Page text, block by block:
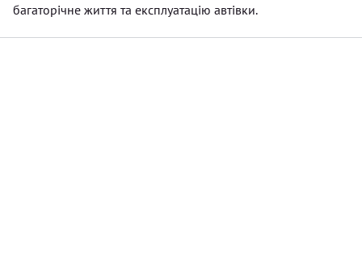
багаторічне життя та експлуатацію автівки.